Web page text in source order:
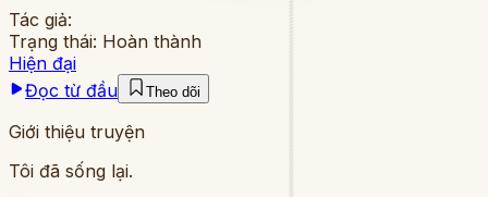
Tác giả:
Trạng thái: Hoàn thành
Hiện đại
Đọc từ đầu
Theo dõi
Giới thiệu truyện
Tôi đã sống lại.